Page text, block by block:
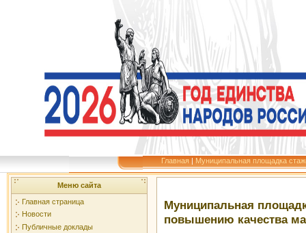
Главная | Муниципальная площадка
Меню сайта
Главная страница
Новости
Публичные доклады
Муниципальная
повышению качества